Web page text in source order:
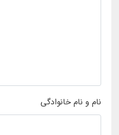
نام و نام خانوادگی